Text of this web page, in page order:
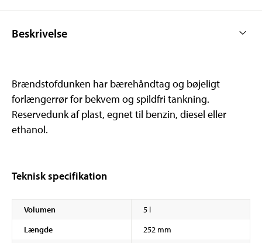
Beskrivelse
Brændstofdunken har bærehåndtag og bøjeligt
forlængerrør for bekvem og spildfri tankning.
Reservedunk af plast, egnet til benzin, diesel eller
ethanol.
Teknisk specifikation
Volumen
5 l
Længde
252 mm